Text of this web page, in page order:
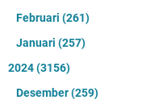
Februari (261)
Januari (257)
2024(3156)
Desember(259)